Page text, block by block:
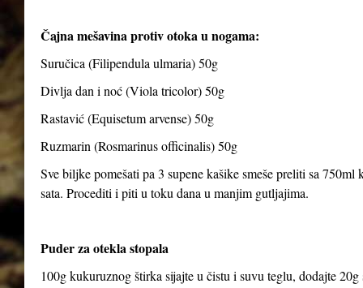
Čajna mešavina protiv otoka u nogama:
Suručica (Filipendula ulmaria) 50g
Divlja dan i noć (Viola tricolor) 50g
Rastavić (Equisetum arvense) 50g
Ruzmarin (Rosmarinus officinalis) 50g
Sve biljke pomešati pa 3 supene kašike smeše preliti sa
sata. Procediti i piti u toku dana u manjim gutljajima.
Puder za otekla stopala
100g kukuruznog štirka sijajte u čistu i suvu teglu, dodajte